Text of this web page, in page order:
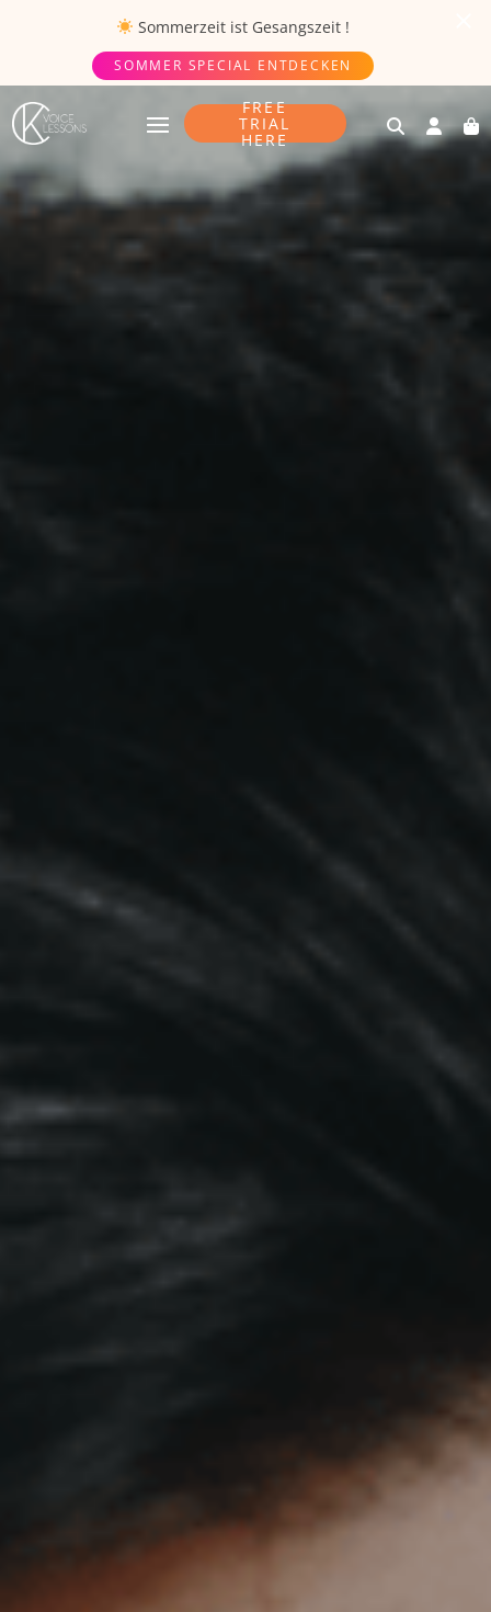
Sommerzeit ist Gesangszeit !
SOMMER SPECIAL ENTDECKEN
FREE
TRIAL
HERE